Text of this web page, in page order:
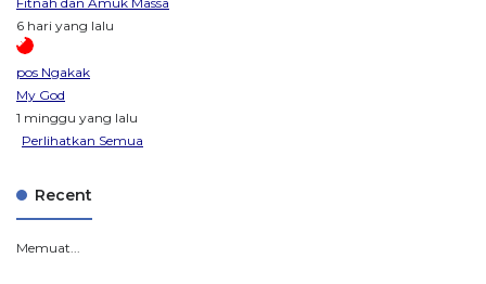
6 hari yang lalu
pos Ngakak
My God
1 minggu yang lalu
Perlihatkan Semua
Recent
Memuat...